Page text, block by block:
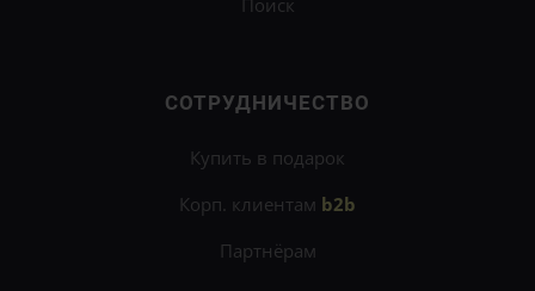
СОТРУДНИЧЕСТВО
Купить в подарок
Корп. клиентам b2b
Партнёрам